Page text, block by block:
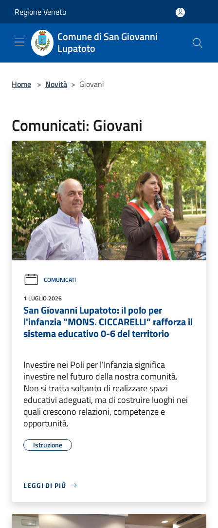
Regione Veneto
Comune di San Giovanni
Lupatoto
Home > Novità > Giovani
Comunicati: Giovani
COMUNICATI
1 LUGLIO 2026
San Giovanni Lupatoto: il polo per
l'infanzia “MONS. CICCARELLI” rafforza il
sistema educativo 0-6 del territorio
Investire nei Poli per l’Infanzia significa
investire nel futuro della nostra comunità.
Non si tratta soltanto di realizzare spazi
educativi adeguati, ma di costruire luoghi nei
quali crescono relazioni, competenze e
opportunità.
Istruzione
LEGGI DI PIÙ